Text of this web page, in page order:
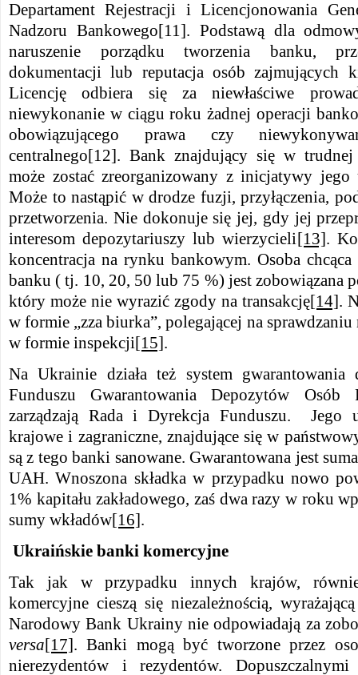
Departament Rejestracji i Licencjonowania
Nadzoru Bankowego[11]. Podstawą dla
naruszenie porządku tworzenia banku,
dokumentacji lub reputacja osób zajmujących
Licencję odbiera się za niewłaściwe
niewykonanie w ciągu roku żadnej operacji
obowiązującego prawa czy
centralnego[12]. Bank znajdujący się w
może zostać zreorganizowany z inicjatywy
Może to nastąpić w drodze fuzji, przyłączenia,
przetworzenia. Nie dokonuje się jej, gdy jej
interesom depozytariuszy lub wierzycieli [13].
koncentracja na rynku bankowym. Osoba
banku ( tj. 10, 20, 50 lub 75 %) jest zobowiązana
który może nie wyrazić zgody na transakcję[14].
w formie „zza biurka”, polegającej na
w formie inspekcji [15].
Na Ukrainie działa też system gwarantowania
Funduszu Gwarantowania Depozytów Osób
zarządzają Rada i Dyrekcja Funduszu. Jego
krajowe i zagraniczne, znajdujące się w
są z tego banki sanowane. Gwarantowana jest
UAH. Wnoszona składka w przypadku nowo
1% kapitału zakładowego, zaś dwa razy w roku
sumy wkładów[16].
Ukraińskie banki komercyjne
Tak jak w przypadku innych krajów,
komercyjne cieszą się niezależnością,
Narodowy Bank Ukrainy nie odpowiadają za
versa[17]. Banki mogą być tworzone przez
nierezydentów i rezydentów.